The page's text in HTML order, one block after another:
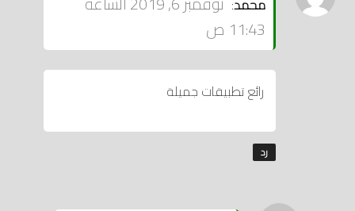
محمد:
11:43 ص
رائع تطبيقات جميلة
رد